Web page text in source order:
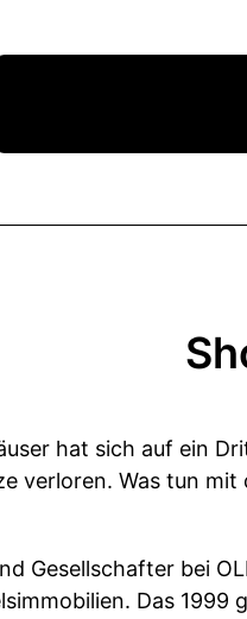
hat sich auf ein
verloren. Was tun
Gesellschafter bei
Das